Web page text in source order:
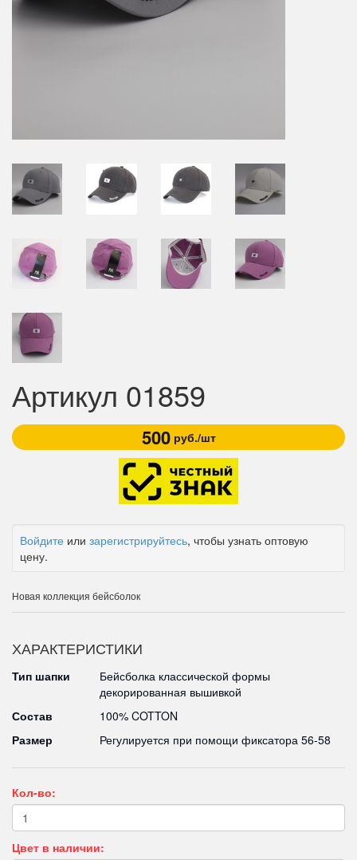
Артикул 01859
500руб./шт
Войдите или зарегистрируйтесь, чтобы узнать оптовую
цену.
Новая коллекция бейсболок
ХАРАКТЕРИСТИКИ
Тип шапки
Бейсболка классической формы
декорированная вышивкой
Состав
100% COTTON
Размер
Регулируется при помощи фиксатора 56-58
Кол-во:
Цвет в наличии: